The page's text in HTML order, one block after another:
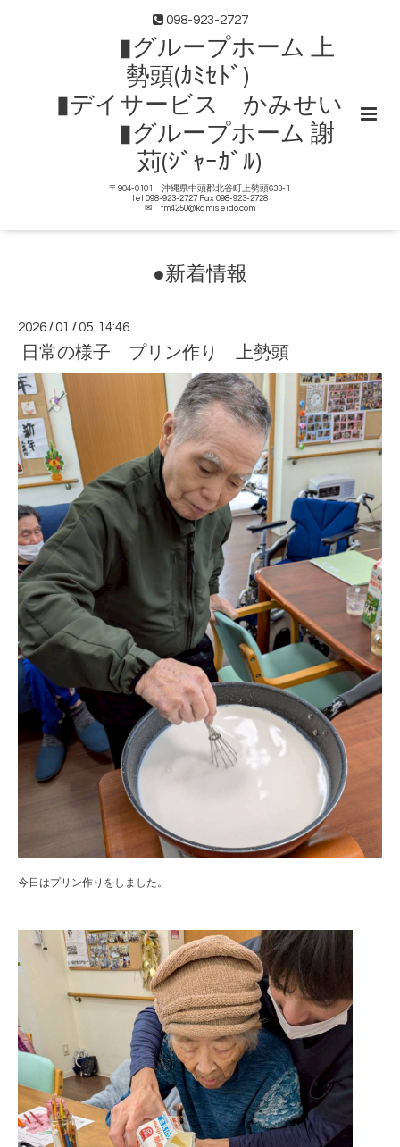
098-923-2727
▮グループホーム 上
勢頭(ｶﾐｾﾄﾞ)
▮デイサービス かみせい
▮グループホーム 謝
苅(ｼﾞｬｰｶﾞﾙ)
〒904-0101 沖縄県中頭郡北谷町上勢頭633-1
tel 098-923-2727 Fax 098-923-2728
✉ tm4250@kamiseido.com
●新着情報
2026 /01 /05 14:46
日常の様子 プリン作り 上勢頭
今日はプリン作りをしました。